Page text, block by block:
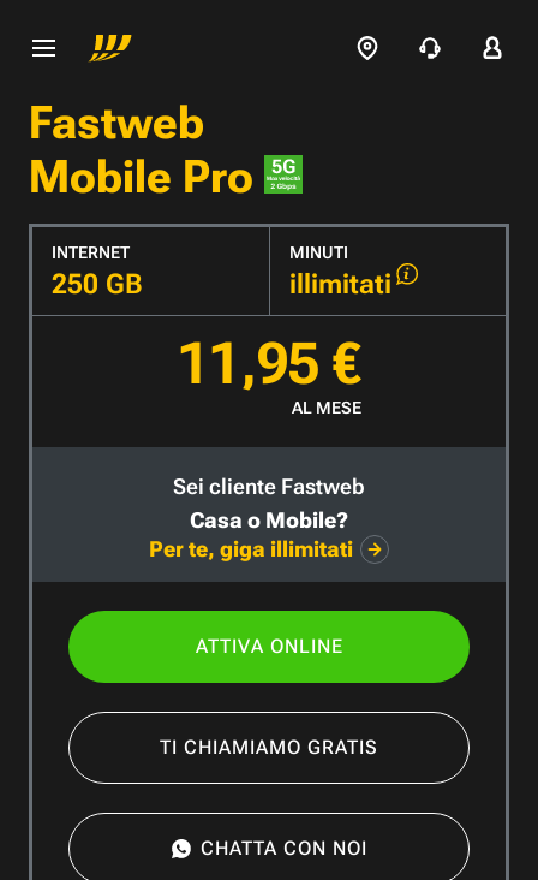
Fastweb
Mobile Pro
INTERNET
250 GB
MINUTI
illimitati
11,95 €
AL MESE
Sei cliente Fastweb
Casa o Mobile?
Per te, giga illimitati
ATTIVA ONLINE
TI CHIAMIAMO GRATIS
CHATTA CON NOI